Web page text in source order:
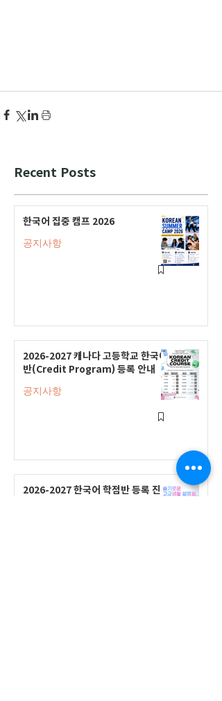
Recent Posts
한국어 집중 캠프 2026
공지사항
2026-2027 캐나다 고등학교 한국어
반(Credit Program) 등록 안내
공지사항
2026-2027 한국어 학점반 등록 진